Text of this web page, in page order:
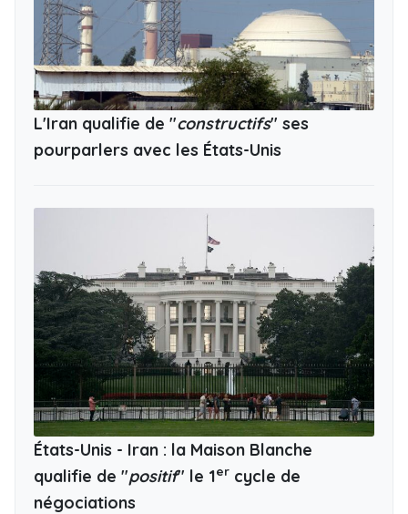
L'Iran qualifie de "constructifs" ses
pourparlers avec les États-Unis
États-Unis - Iran : la Maison Blanche
qualifie de "positif" le 1er cycle de
négociations